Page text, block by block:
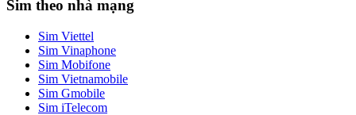
Sim theo nhà mạng
Sim Viettel
Sim Vinaphone
Sim Mobifone
Sim Vietnamobile
Sim Gmobile
Sim iTelecom